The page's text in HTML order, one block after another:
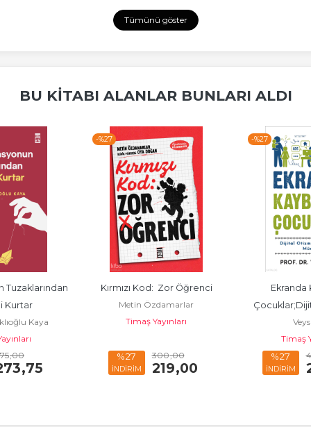
Tümünü göster
BU KITABI ALANLAR BUNLARI ALDI
Zor Öğrenci
Yayınları
300,00
219,00
-%27
Ekranda Kaybolan
Çocuklar;Dijital Otizmden
Korunmak Mümkün
Veysi Çeri
%27
İNDİRİM
400,00
292,00
-%45
Dil
Nesil
%45
İNDİRİM